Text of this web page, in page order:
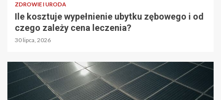
ZDROWIE I URODA
Ile kosztuje wypełnienie ubytku zębowego i od
czego zależy cena leczenia?
30 lipca, 2026